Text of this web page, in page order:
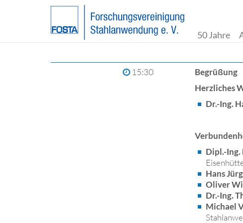
50 Jahre.
15:30
Begrüßung
Herzliches
Dr.-Ing.
Dipl.-Ing.
Hans
Oliver
Dr.-Ing.
Michael